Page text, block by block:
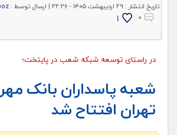
تاریخ انتشار : ۲۹ اردیبهشت ۱۴۰۵ - ۲۲:۲۶ | ارسال توسط :
۰
1
در راستای توسعه شبکه شعب در پایتخت؛
شعبه پاسداران بانک مهر
تهران افتتاح شد